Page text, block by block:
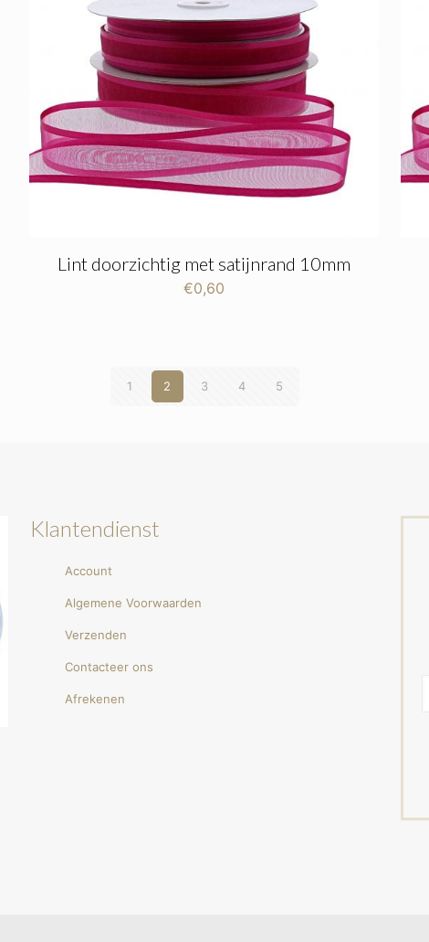
Lint doorzichtig met satijnrand 10mm
€0,60
1 2 3 4 5
Klantendienst
Account
Algemene Voorwaarden
Verzenden
Contacteer ons
Afrekenen